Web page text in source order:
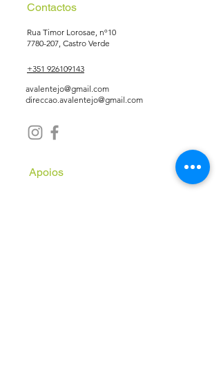
Contactos
Rua Timor Lorosae, nº10
7780-207, Castro Verde
+351 926109143
avalentejo@gmail.com
direccao.avalentejo@gmail.com
Apoios